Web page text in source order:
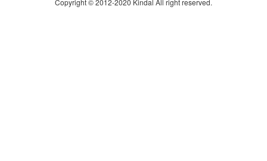
Copyright © 2012-2020 Kindal All right reserved.